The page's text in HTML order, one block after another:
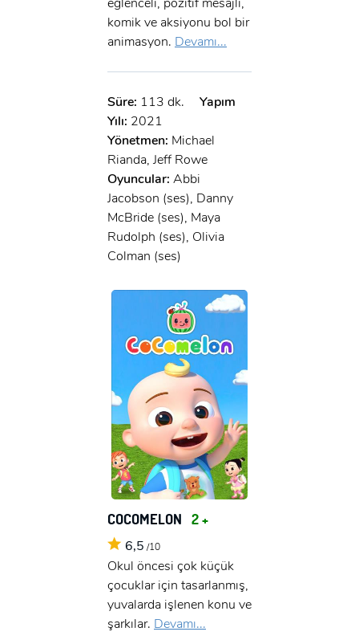
komik ve aksiyonu bol bir
animasyon. Devamı...
Süre: 113 dk.
Yapım
Yılı: 2021
Yönetmen: Michael
Rianda, Jeff Rowe
Oyuncular: Abbi
Jacobson (ses), Danny
McBride (ses), Maya
Rudolph (ses), Olivia
Colman (ses)
COCOMELON 2 +
6,5 /10
Okul öncesi çok küçük
çocuklar için tasarlanmış,
yuvalarda işlenen konu ve
şarkılar. Devamı...